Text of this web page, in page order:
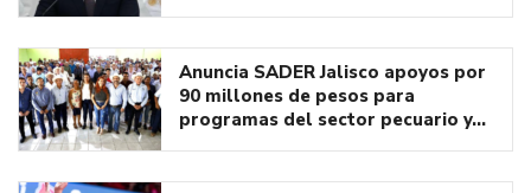
Anuncia SADER Jalisco apoyos por
90 millones de pesos para
programas del sector pecuario y…